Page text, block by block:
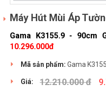
Máy Hút Mùi Áp
Gama K3155.9 - 90cm
10.296.000đ
Mã sản phẩm: Gama
Giá: 12.210.000 đ